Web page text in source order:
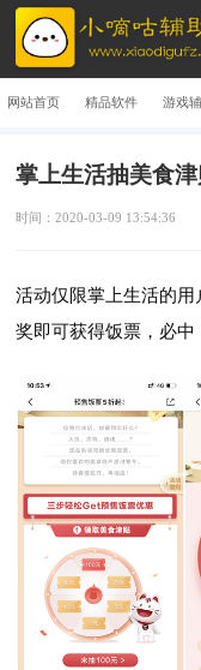
网站首页 精品软件 游戏
掌上生活抽美食
时间：2020-03-09 13:54:36
活动仅限掌上生活的
奖即可获得饭票，必中